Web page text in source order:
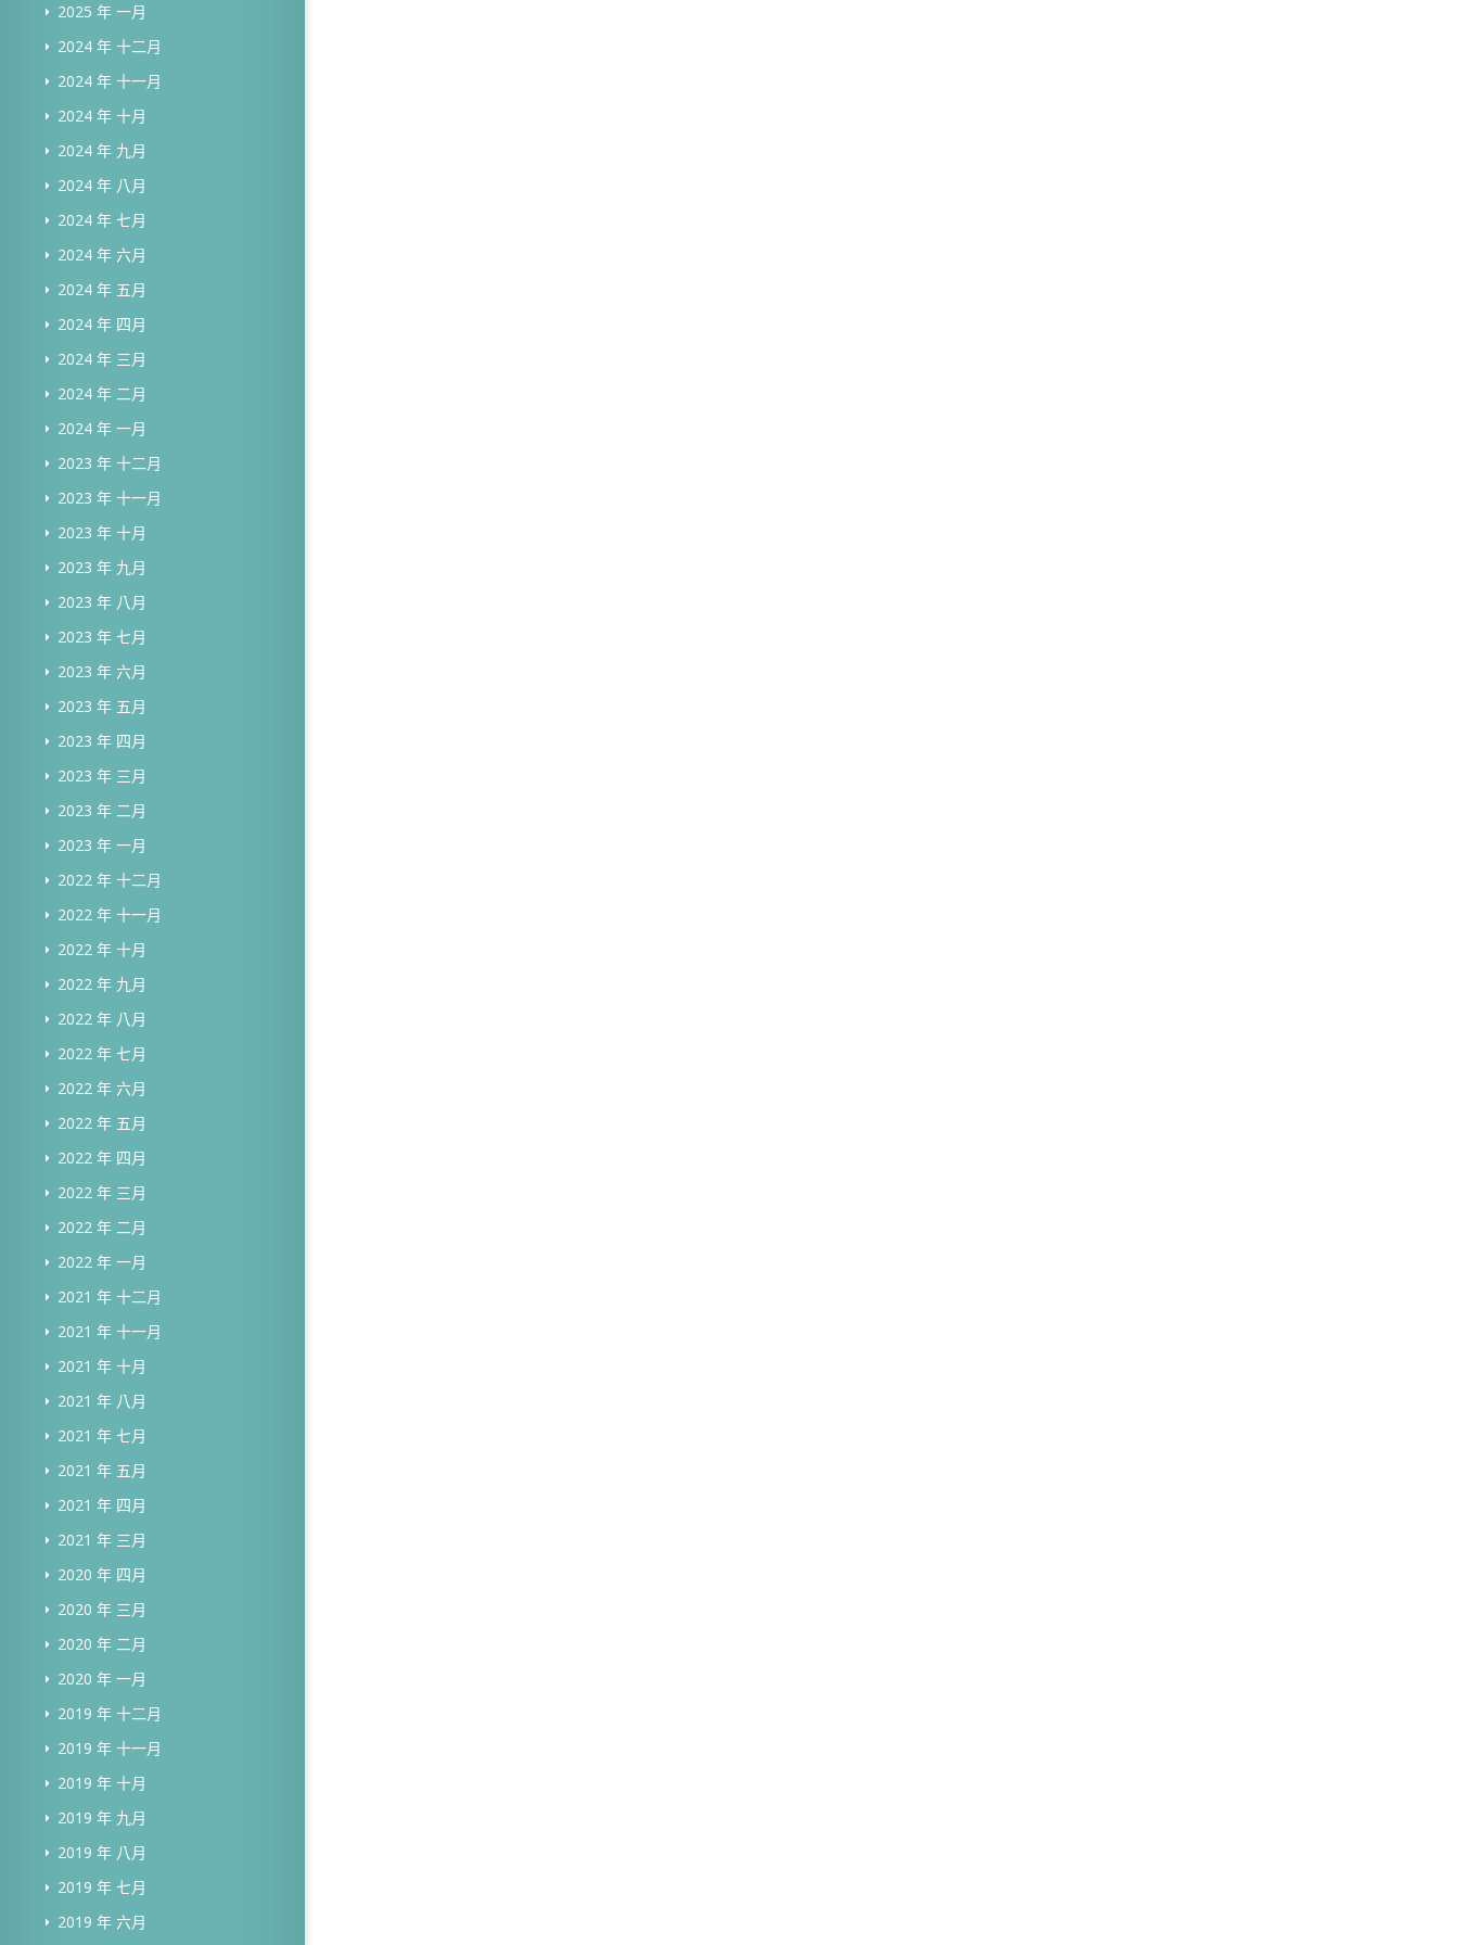
2025 年 一月
2024 年 十二月
2024 年 十一月
2024 年 十月
2024 年 九月
2024 年 八月
2024 年 七月
2024 年 六月
2024 年 五月
2024 年 四月
2024 年 三月
2024 年 二月
2024 年 一月
2023 年 十二月
2023 年 十一月
2023 年 十月
2023 年 九月
2023 年 八月
2023 年 七月
2023 年 六月
2023 年 五月
2023 年 四月
2023 年 三月
2023 年 二月
2023 年 一月
2022 年 十二月
2022 年 十一月
2022 年 十月
2022 年 九月
2022 年 八月
2022 年 七月
2022 年 六月
2022 年 五月
2022 年 四月
2022 年 三月
2022 年 二月
2022 年 一月
2021 年 十二月
2021 年 十一月
2021 年 十月
2021 年 八月
2021 年 七月
2021 年 五月
2021 年 四月
2021 年 三月
2020 年 四月
2020 年 三月
2020 年 二月
2020 年 一月
2019 年 十二月
2019 年 十一月
2019 年 十月
2019 年 九月
2019 年 八月
2019 年 七月
2019 年 六月